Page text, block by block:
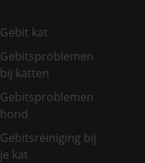
Gebit kat
Gebitsproblemen
bij katten
Gebitsproblemen
hond
Gebitsreiniging bij
je kat